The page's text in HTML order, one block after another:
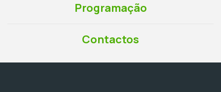
Programação
Contactos